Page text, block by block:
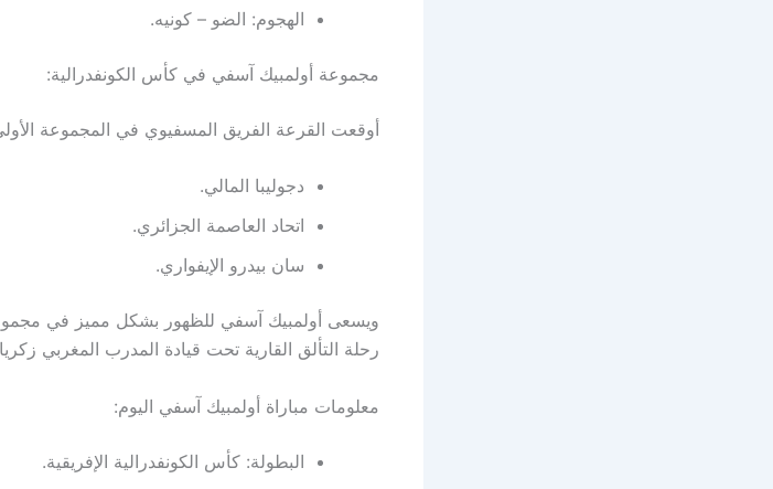
الهجوم: الضو – كونيه.
مجموعة أولمبيك آسفي في كأس الكونفدرالية:
أوقعت القرعة الفريق المسفيوي في المجموعة
دجوليبا المالي.
اتحاد العاصمة الجزائري.
سان بيدرو الإيفواري.
ويسعى أولمبيك آسفي للظهور بشكل مميز في
رحلة التألق القارية تحت قيادة المدرب المغربي
معلومات مباراة أولمبيك آسفي اليوم:
البطولة: كأس الكونفدرالية الإفريقية.